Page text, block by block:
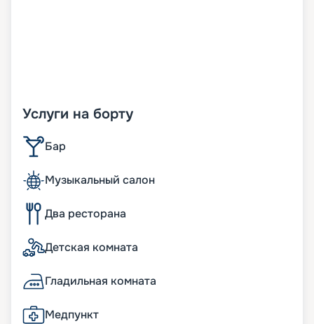
Услуги на борту
Бар
Музыкальный салон
Два ресторана
Детская комната
Гладильная комната
Медпункт